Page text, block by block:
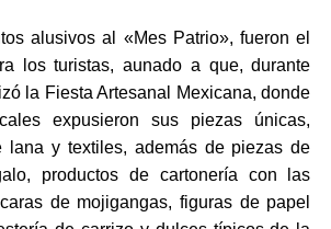
alusivos al «Mes Patrio», fueron el
los turistas, aunado a que, durante
la Fiesta Artesanal Mexicana, donde
expusieron sus piezas únicas,
lana y textiles, además de piezas de
productos de cartonería con las
de mojigangas, figuras de papel